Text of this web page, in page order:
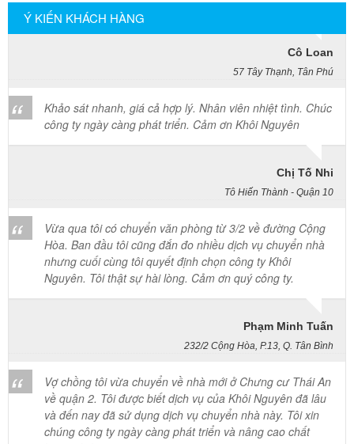
Ý KIẾN KHÁCH HÀNG
57 Tây Thạnh, Tân Phú
công ty ngày càng phát triển. Cảm ơn Khôi Nguyên
Tô Hiến Thành - Quận 10
Hòa. Ban đầu tôi cũng đắn đo nhiều dịch vụ chuyển nhà
nhưng cuối cùng tôi quyết định chọn công ty Khôi
Nguyên. Tôi thật sự hài lòng. Cảm ơn quý công ty.
232/2 Cộng Hòa, P.13, Q. Tân Bình
về quận 2. Tôi được biết dịch vụ của Khôi Nguyên đã lâu
và đến nay đã sử dụng dịch vụ chuyển nhà này. Tôi xin
chúng công ty ngày càng phát triển và nâng cao chất
lượng dịch vụ